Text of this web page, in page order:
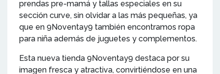
prendas pre-mamá y tallas especiales en su
sección curve, sin olvidar a las más pequeñas, ya
que en 9Noventay9 también encontramos ropa
para niña además de juguetes y complementos.
Esta nueva tienda 9Noventay9 destaca por su
imagen fresca y atractiva, convirtiéndose en una